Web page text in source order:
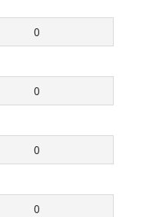
0
0
0
0